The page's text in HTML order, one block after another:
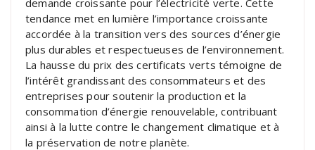
tendance met en lumière l’importance croissante
accordée à la transition vers des sources d’énergie
plus durables et respectueuses de l’environnement.
La hausse du prix des certificats verts témoigne de
l’intérêt grandissant des consommateurs et des
entreprises pour soutenir la production et la
consommation d’énergie renouvelable, contribuant
ainsi à la lutte contre le changement climatique et à
la préservation de notre planète.